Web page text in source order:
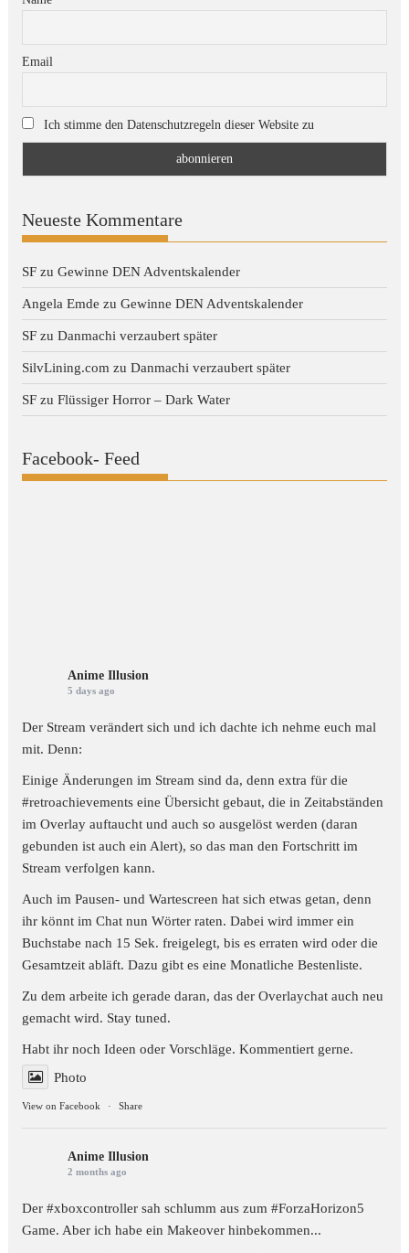
Email
Ich stimme den Datenschutzregeln dieser Website zu
Neueste Kommentare
SF zuGewinne DEN Adventskalender
Angela Emde zuGewinne DEN Adventskalender
SF zuDanmachi verzaubert später
SilvLining.com zuDanmachi verzaubert später
SF zuFlüssiger Horror – Dark Water
Facebook- Feed
Anime Illusion
5 days ago
Der Stream verändert sich und ich dachte ich nehme euch mal
mit. Denn:
Einige Änderungen im Stream sind da, denn extra für die
#retroachievements eine Übersicht gebaut, die in Zeitabständen
im Overlay auftaucht und auch so ausgelöst werden (daran
gebunden ist auch ein Alert), so das man den Fortschritt im
Stream verfolgen kann.
Auch im Pausen- und Wartescreen hat sich etwas getan, denn
ihr könnt im Chat nun Wörter raten. Dabei wird immer ein
Buchstabe nach 15 Sek. freigelegt, bis es erraten wird oder die
Gesamtzeit abläft. Dazu gibt es eine Monatliche Bestenliste.
Zu dem arbeite ich gerade daran, das der Overlaychat auch neu
gemacht wird. Stay tuned.
Habt ihr noch Ideen oder Vorschläge. Kommentiert gerne.
Photo
View on Facebook · Share
Anime Illusion
2 months ago
Der #xboxcontroller sah schlumm aus zum#ForzaHorizon5
Game. Aber ich habe ein Makeover hinbekommen...